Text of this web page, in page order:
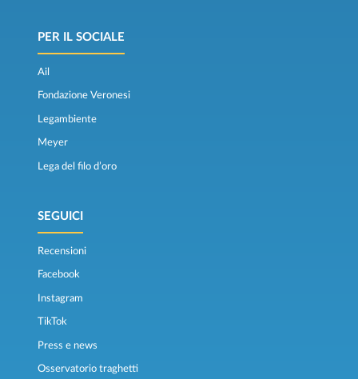
PER IL SOCIALE
Ail
Fondazione Veronesi
Legambiente
Meyer
Lega del filo d’oro
SEGUICI
Recensioni
Facebook
Instagram
TikTok
Press e news
Osservatorio traghetti